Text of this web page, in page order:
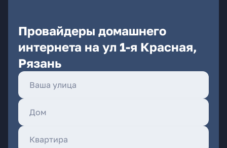
Провайдеры домашнего
интернета на ул 1-я Красная,
Рязань